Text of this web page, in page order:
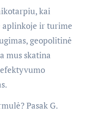
kai
aplinkoje ir turime
geopolitinė
mus skatina
Pasak G.